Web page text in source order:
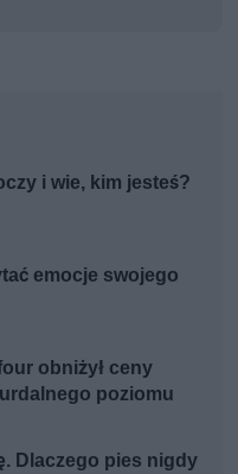
i wie, kim jesteś?
emocje swojego
obniżył ceny
poziomu
Dlaczego pies nigdy